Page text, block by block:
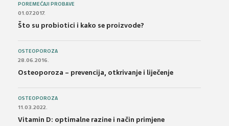
POREMEĆAJI PROBAVE
01.07.2017.
Što su probiotici i kako se proizvode?
OSTEOPOROZA
28.06.2016.
Osteoporoza – prevencija, otkrivanje i liječenje
OSTEOPOROZA
11.03.2022.
Vitamin D: optimalne razine i način primjene